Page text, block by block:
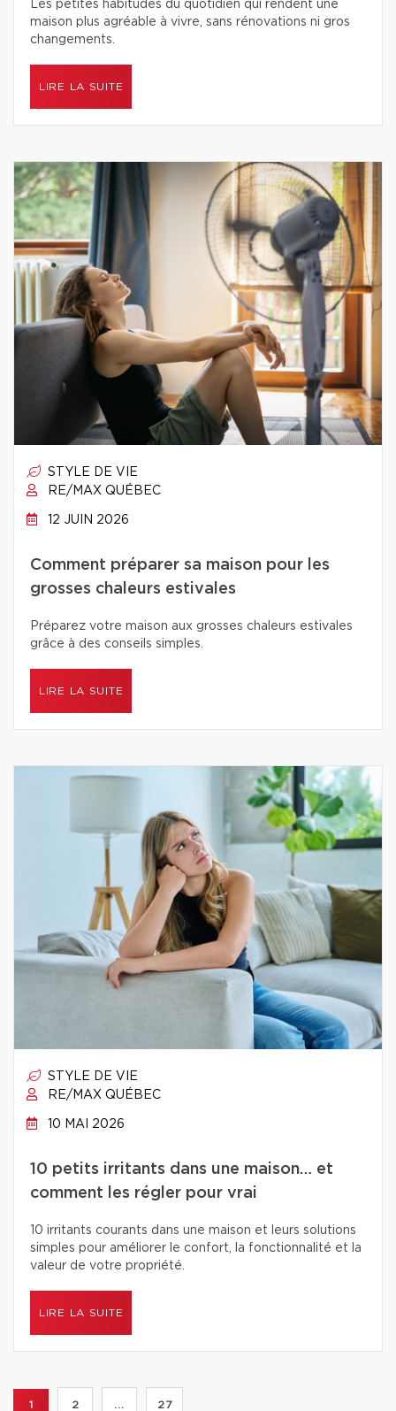
Les petites habitudes du quotidien qui rendent une
maison plus agréable à vivre, sans rénovations ni gros
changements.
LIRE LA SUITE
STYLE DE VIE
RE/MAX QUÉBEC
12 JUIN 2026
Comment préparer sa maison pour les
grosses chaleurs estivales
Préparez votre maison aux grosses chaleurs estivales
grâce à des conseils simples.
LIRE LA SUITE
STYLE DE VIE
RE/MAX QUÉBEC
10 MAI 2026
10 petits irritants dans une maison… et
comment les régler pour vrai
10 irritants courants dans une maison et leurs solutions
simples pour améliorer le confort, la fonctionnalité et la
valeur de votre propriété.
LIRE LA SUITE
1 2 ... 27